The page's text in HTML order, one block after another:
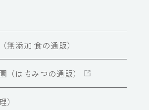
無添加 食の通販）
（はちみつの通販）